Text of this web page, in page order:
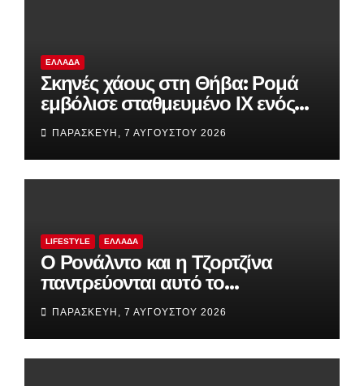
ΕΛΛΆΔΑ
Σκηνές χάους στη Θήβα: Ρομά
εμβόλισε σταθμευμένο ΙΧ ενός
αλλοδαπού (βίντεο)
ΠΑΡΑΣΚΕΥΉ, 7 ΑΥΓΟΎΣΤΟΥ 2026
LIFESTYLE ΕΛΛΆΔΑ
Ο Ρονάλντο και η Τζορτζίνα
παντρεύονται αυτό το
Σαββατοκύριακο στη Μαδέρα
ΠΑΡΑΣΚΕΥΉ, 7 ΑΥΓΟΎΣΤΟΥ 2026